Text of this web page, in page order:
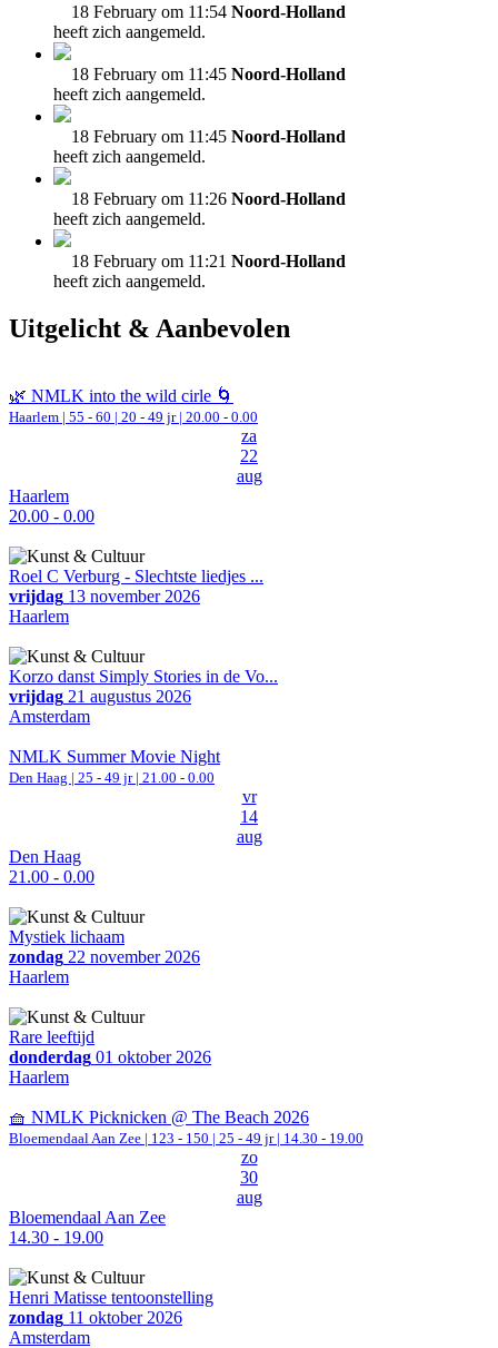
18 February om 11:54 Noord-Holland
heeft zich aangemeld.
18 February om 11:45 Noord-Holland
heeft zich aangemeld.
18 February om 11:45 Noord-Holland
heeft zich aangemeld.
18 February om 11:26 Noord-Holland
heeft zich aangemeld.
18 February om 11:21 Noord-Holland
heeft zich aangemeld.
Uitgelicht & Aanbevolen
🌿 NMLK into the wild cirle 🌀
Haarlem | 55 - 60 | 20 - 49 jr | 20.00 - 0.00
za
22
aug
Haarlem
20.00 - 0.00
Roel C Verburg - Slechtste liedjes ...
vrijdag 13 november 2026
Haarlem
Korzo danst Simply Stories in de Vo...
vrijdag 21 augustus 2026
Amsterdam
NMLK Summer Movie Night
Den Haag | 25 - 49 jr | 21.00 - 0.00
vr
14
aug
Den Haag
21.00 - 0.00
Mystiek lichaam
zondag 22 november 2026
Haarlem
Rare leeftijd
donderdag 01 oktober 2026
Haarlem
🧺 NMLK Picknicken @ The Beach 2026
Bloemendaal Aan Zee | 123 - 150 | 25 - 49 jr | 14.30 - 19.00
zo
30
aug
Bloemendaal Aan Zee
14.30 - 19.00
Henri Matisse tentoonstelling
zondag 11 oktober 2026
Amsterdam